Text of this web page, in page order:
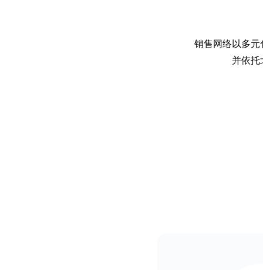
销售网络以多
并依托